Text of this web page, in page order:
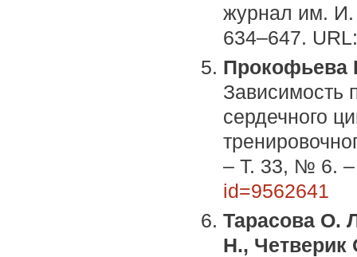
журнал им.
634–647.
Прокофьева
Зависимость
сердечного
– Т. 33, № 6.
id=9562641
Тарасова О.
Н.,